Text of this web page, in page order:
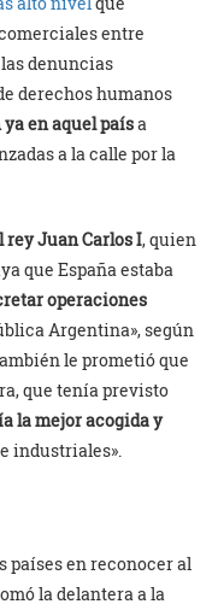
entre
denuncias
derechos humanos
en aquel paísa
a la calle por la
rey Juan Carlos I, quien
que España estaba
operaciones
Argentina», según
le prometió que
que tenía previsto
la mejor acogida y
industriales».
países en reconocer al
la delantera a la